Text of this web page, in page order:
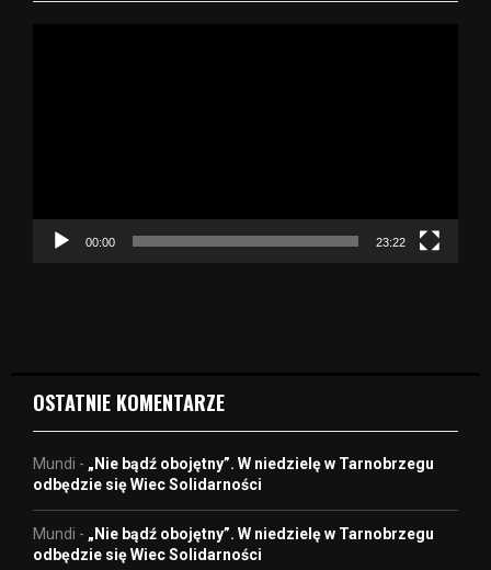
c
00:00 23:22
OSTATNIE KOMENTARZE
Mundi - „Nie bądź obojętny”. W niedzielę w Tarnobrzegu
odbędzie się Wiec Solidarności
Mundi - „Nie bądź obojętny”. W niedzielę w Tarnobrzegu
odbędzie się Wiec Solidarności